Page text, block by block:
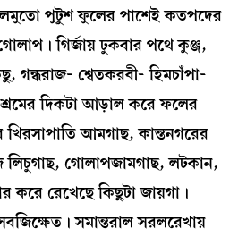
পুটুশ ফুলের পাশেই কতপদের
গির্জায় ঢুকবার পথে কুঞ্জ,
গন্ধরাজ- শ্বেতকরবী- হিমচাঁপা-
দিকটা আড়াল করে ফলের
আমগাছ, কান্তনগরের
লিচুগাছ, গোলাপজামগাছ, লটকান,
করে রেখেছে কিছুটা জায়গা।
সমান্তরাল সরলরেখায়